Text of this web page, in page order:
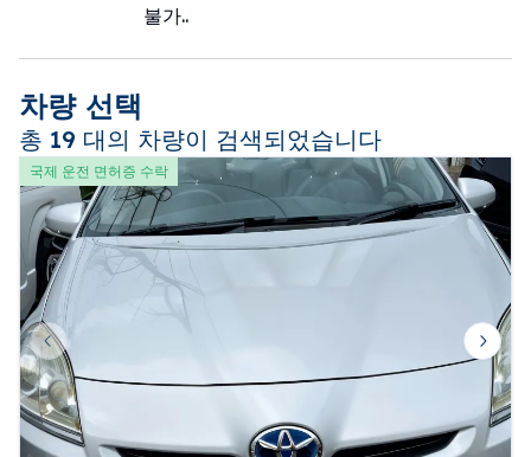
불가..
차량 선택
총 19 대의 차량이 검색되었습니다
국제 운전 면허증 수락
Previous slide Next